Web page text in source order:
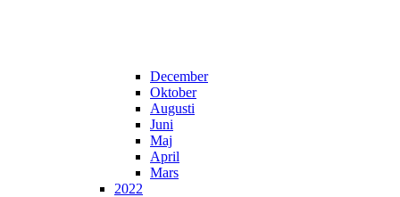
December
Oktober
Augusti
Juni
Maj
April
Mars
2022